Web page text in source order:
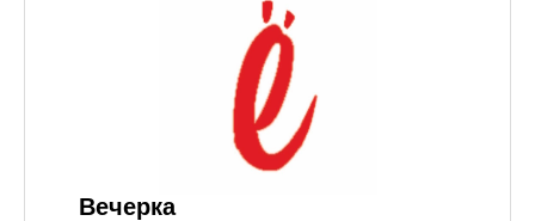
Вечерка